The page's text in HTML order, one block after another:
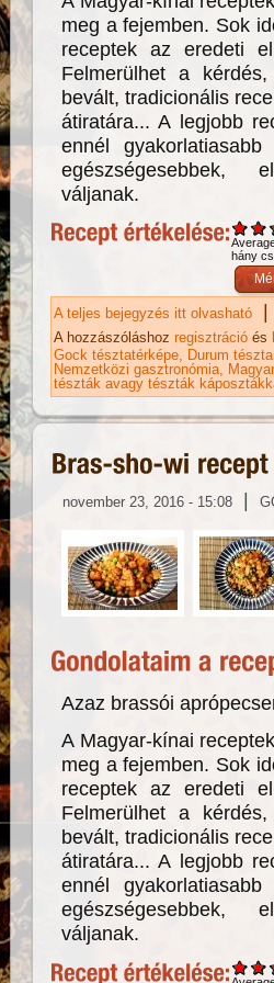
meg a fejemben. Sok
receptek az eredeti
Felmerülhet a
bevált, tradicionális
átiratára... A legjobb
ennél
egészségesebbek,
váljanak.
hány
A teljes bejegyzés itt olvasható |
A hozzászóláshoz regisztráció és
Gock tésztatérképe
Durum tészta
Nemzetközi gasztronómia
tészták avagy tészták
november 23, 2016 - 15:08 |
Azaz brassói
A Magyar-kínai
meg a fejemben. Sok
receptek az eredeti
Felmerülhet a
bevált, tradicionális
átiratára... A legjobb
ennél
egészségesebbek,
váljanak.